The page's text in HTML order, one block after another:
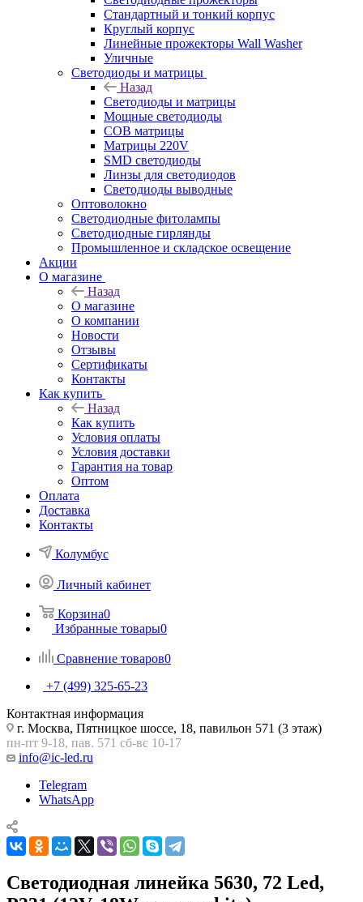
Стандартный и тонкий корпус
Круглый корпус
Линейные прожекторы Wall Washer
Уличные
Светодиоды и матрицы
Назад
Светодиоды и матрицы
Мощные светодиоды
COB матрицы
Матрицы 220V
SMD светодиоды
Линзы для светодиодов
Светодиоды выводные
Оптоволокно
Светодиодные фитолампы
Светодиодные гирлянды
Промышленное и складское освещение
Акции
О магазине
Назад
О магазине
О компании
Новости
Отзывы
Сертификаты
Контакты
Как купить
Назад
Как купить
Условия оплаты
Условия доставки
Гарантия на товар
Оптом
Оплата
Доставка
Контакты
Колумбус
Личный кабинет
Корзина0
Избранные товары0
Сравнение товаров0
+7 (499) 325-65-23
Контактная информация
г. Москва, Пятницкое шоссе, 18, павильон 571 (3 этаж)
пн-пт 9-18, пав. 571 сб-вс 10-17
info@ic-led.ru
Telegram
WhatsApp
Светодиодная линейка 5630, 72 Led,